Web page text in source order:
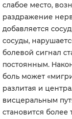
слабое место,
раздражение
добавляется
сосуды,
болевой сигнал
постоянным.
боль может
разлитая и
висцеральным
становится